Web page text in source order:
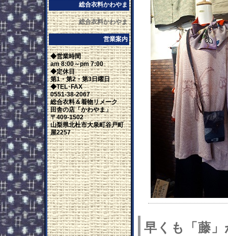
総合衣料かわやま
総合衣料かわやま
営業案内
◆営業時間
am 8:00～pm 7:00
◆定休日
第1・第2・第3日曜日
◆TEL･FAX
0551-38-2067
総合衣料＆着物リメーク
田舎の店「かわやま」
〒409-1502
山梨県北杜市大泉町谷戸町
屋2257
早くも「藤